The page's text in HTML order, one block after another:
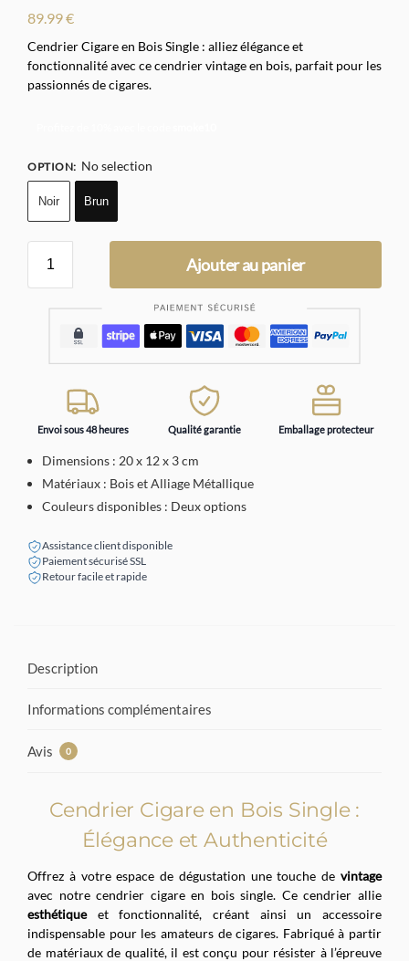
89.99€
Cendrier Cigare en Bois Single : alliez élégance et
fonctionnalité avec ce cendrier vintage en bois, parfait pour les
passionnés de cigares.
OPTION: No selection
Noir Brun
Ajouter au panier
Envoi sous 48 heures Qualité garantie Emballage protecteur
Dimensions : 20 x 12 x 3 cm
Matériaux : Bois et Alliage Métallique
Couleurs disponibles : Deux options
Assistance client disponible
Paiement sécurisé SSL
Retour facile et rapide
Description
Informations complémentaires
Avis 0
Cendrier Cigare en Bois Single :
Élégance et Authenticité
Offrez à votre espace de dégustation une touche de vintage
avec notre cendrier cigare en bois single. Ce cendrier allie
esthétiqueet fonctionnalité, créant ainsi un accessoire
indispensable pour les amateurs de cigares. Fabriqué à partir
de matériaux de qualité, il est conçu pour résister à l’épreuve